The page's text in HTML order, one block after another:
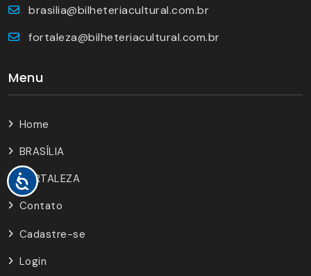
brasilia@bilheteriacultural.com.br
fortaleza@bilheteriacultural.com.br
Menu
Home
BRASÍLIA
FORTALEZA
Contato
Cadastre-se
Login